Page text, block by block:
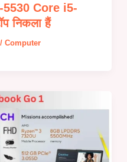
Core i5-
निकला हैं
/ Computer